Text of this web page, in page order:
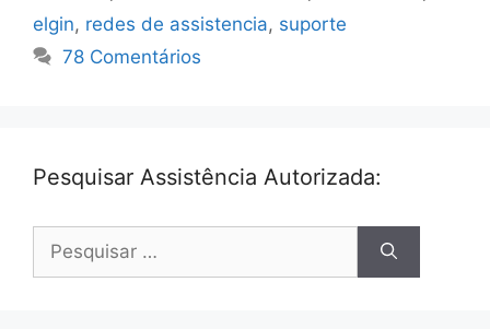
elgin, redes de assistencia, suporte
78 Comentários
Pesquisar Assistência Autorizada:
por: